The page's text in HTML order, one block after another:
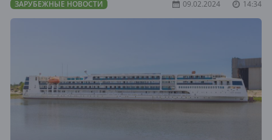
ЗАРУБЕЖНЫЕ НОВОСТИ 09.02.2024 14:34